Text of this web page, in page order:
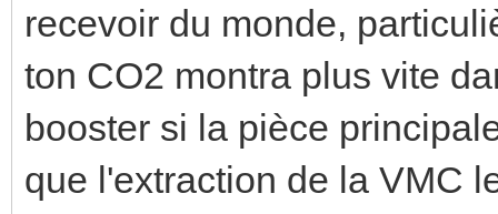
recevoir du monde,
ton CO2 montra plus vite
booster si la pièce
que l'extraction de la VMC